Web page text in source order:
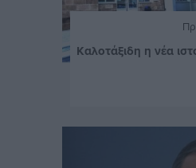
Καλοτάξιδη η νέα